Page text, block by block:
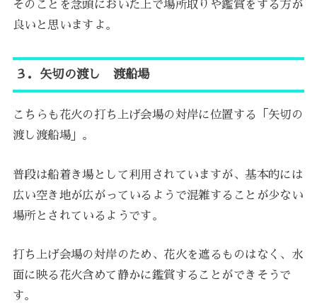
そのことを念頭においた上で場所取りや鑑賞をする方が
良いと思いますよ。
３．矢切の渡し 渡船場
こちらも花火の打ち上げ会場の対岸に位置する「矢切の
渡し渡船場」。
普段は船着き場として利用されていますが、基本的には
広い空き地が広がっているようで混雑することが少ない
場所とされているようです。
打ち上げ会場の対岸のため、花火を遮るものはなく、水
面に映る花火含めて静かに鑑賞することができそうで
す。